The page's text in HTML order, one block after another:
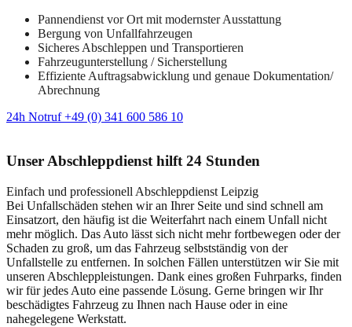
Pannendienst vor Ort mit modernster Ausstattung
Bergung von Unfallfahrzeugen
Sicheres Abschleppen und Transportieren
Fahrzeugunterstellung / Sicherstellung
Effiziente Auftragsabwicklung und genaue Dokumentation/
Abrechnung
24h Notruf +49 (0) 341 600 586 10
Unser Abschleppdienst hilft 24 Stunden
Einfach und professionell Abschleppdienst Leipzig
Bei Unfallschäden stehen wir an Ihrer Seite und sind schnell am
Einsatzort, den häufig ist die Weiterfahrt nach einem Unfall nicht
mehr möglich. Das Auto lässt sich nicht mehr fortbewegen oder der
Schaden zu groß, um das Fahrzeug selbstständig von der
Unfallstelle zu entfernen. In solchen Fällen unterstützen wir Sie mit
unseren Abschleppleistungen. Dank eines großen Fuhrparks, finden
wir für jedes Auto eine passende Lösung. Gerne bringen wir Ihr
beschädigtes Fahrzeug zu Ihnen nach Hause oder in eine
nahegelegene Werkstatt.